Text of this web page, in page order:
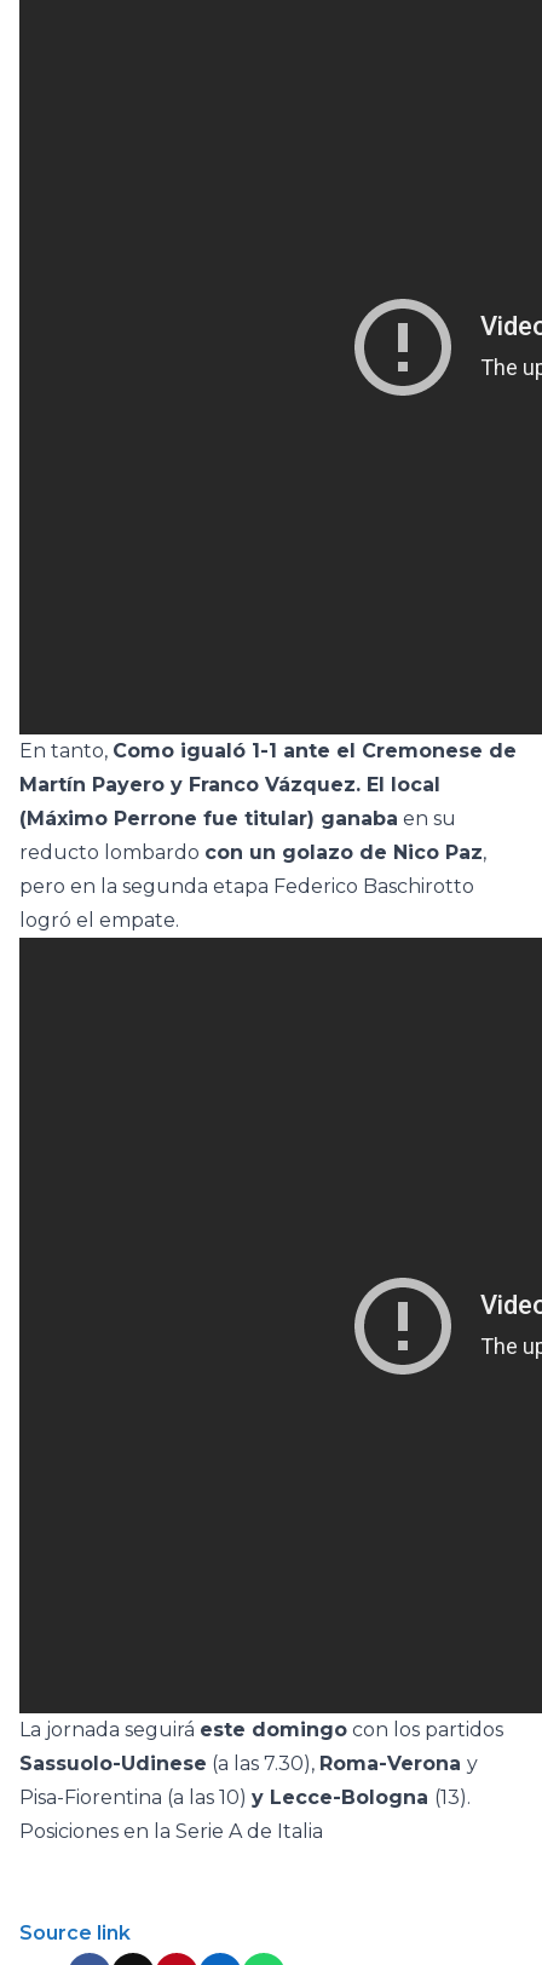
En tanto, Como igualó 1-1 ante el Cremonese de
Martín Payero y Franco Vázquez. El local
(Máximo Perrone fue titular) ganaba en su
reducto lombardo con un golazo de Nico Paz,
pero en la segunda etapa Federico Baschirotto
logró el empate.
La jornada seguirá este domingo con los partidos
Sassuolo-Udinese (a las 7.30), Roma-Verona y
Pisa-Fiorentina (a las 10) y Lecce-Bologna (13).
Posiciones en la Serie A de Italia
Source link